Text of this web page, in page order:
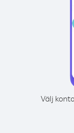
Välj